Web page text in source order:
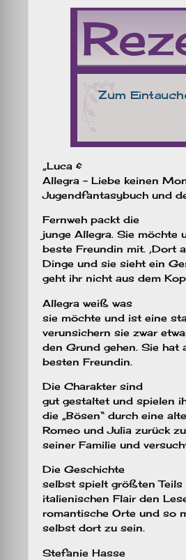
„Luca &
Allegra – Liebe keinen
Jugendfantasybuch und
Fernweh packt die
junge Allegra. Sie möchte
beste Freundin mit. ‚Dort
Dinge und sie sieht ein
geht ihr nicht aus dem
Allegra weiß was
sie möchte und ist eine
verunsichern sie zwar
den Grund gehen. Sie hat
besten Freundin.
Die Charakter sind
gut gestaltet und spielen
die „Bösen“ durch eine
Romeo und Julia zurück
seiner Familie und
Die Geschichte
selbst spielt größten Teils
italienischen Flair den
romantische Orte und so
selbst dort zu sein.
Stefanie Hasse